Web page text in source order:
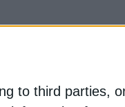
to third parties,